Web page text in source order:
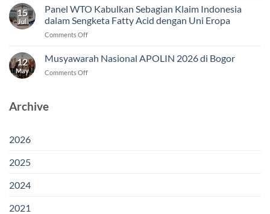
WTO
Jadi
Modal
Indonesia
Akses
15
Jul
Panel WTO Kabulkan Sebagian Klaim Indonesia
dalam Sengketa Fatty Acid dengan Uni Eropa
Comments Offon
WTO
Kabulkan
Sebagian
12
May
Musyawarah Nasional APOLIN 2026 di Bogor
Comments Offon
Archive
2026
2025
2024
2021